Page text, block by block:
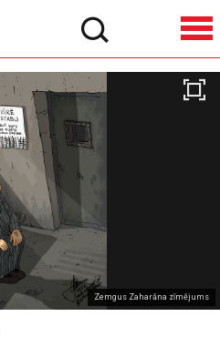
Zemgus Zaharāna zīmējums